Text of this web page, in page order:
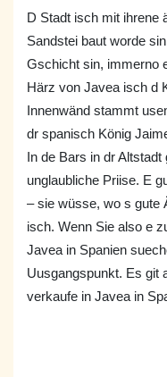
D Stadt isch mit ihrene
Sandstei baut worde
Gschicht sin, immerno
Härz von Javea isch d
Innenwänd stammt
dr spanisch König
In de Bars in dr Altstadt
unglaubliche Priise. E
– sie wüsse, wo s gute
isch. Wenn Sie also e
Javea in Spanien
Uusgangspunkt. Es git
verkaufe in Javea in